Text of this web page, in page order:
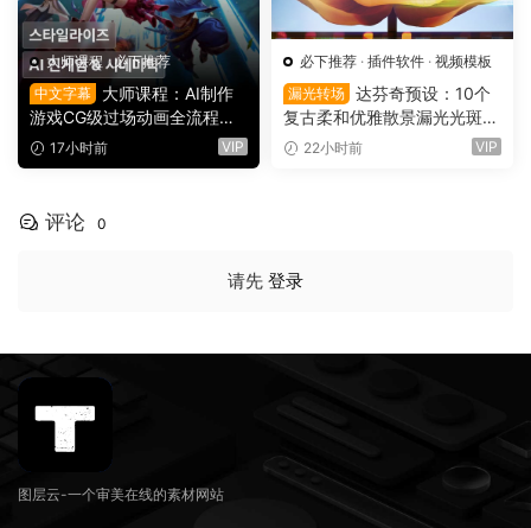
大师课程 ·必下推荐
中文字幕
大师课程：AI制作
游戏CG级过场动画全流程视
频课程 中文字幕（16149）
17小时前 VIP
必下推荐 · 插件软件 · 视频模板
漏光转场 达芬奇预设：10个
复古柔和优雅散景漏光光斑划
痕纹理叠加4K无缝转场过渡
22小时前 VIP
评论 0
请先 登录
图层云-一个审美在线的素材网站